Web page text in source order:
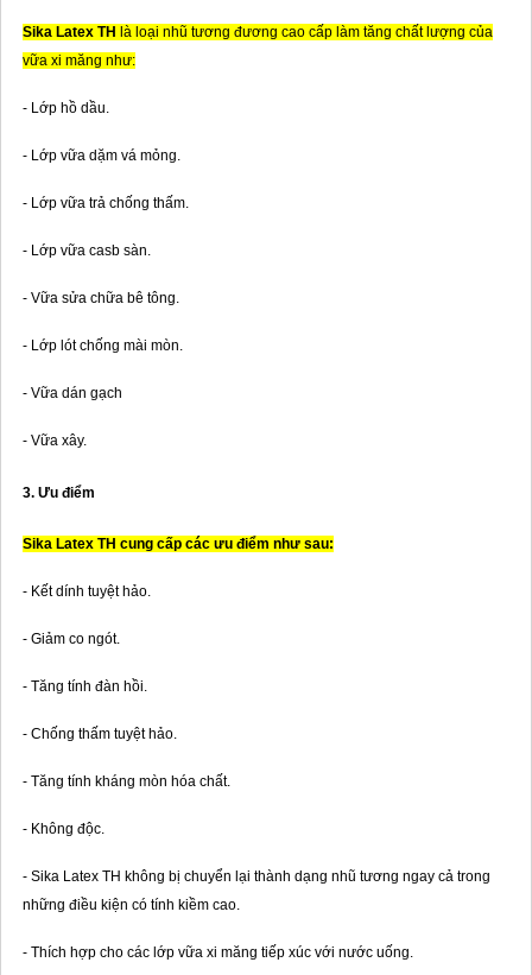
Sika Latex TH là loại nhũ tương đương cao cấp làm tăng chất lượng của
vữa xi măng như:
- Lớp hồ dầu.
- Lớp vữa dặm vá mỏng.
- Lớp vữa trả chống thấm.
- Lớp vữa casb sàn.
- Vữa sửa chữa bê tông.
- Lớp lót chống mài mòn.
- Vữa dán gạch
- Vữa xây.
3. Ưu điểm
Sika Latex TH cung cấp các ưu điểm như sau:
- Kết dính tuyệt hảo.
- Giảm co ngót.
- Tăng tính đàn hồi.
- Chống thấm tuyệt hảo.
- Tăng tính kháng mòn hóa chất.
- Không độc.
- Sika Latex TH không bị chuyển lại thành dạng nhũ tương ngay cả trong
những điều kiện có tính kiềm cao.
- Thích hợp cho các lớp vữa xi măng tiếp xúc với nước uống.